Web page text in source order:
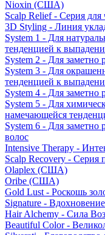
Nioxin (США)
Scalp Relief - Серия
3D Styling - Линия
System 1 - Для
тенденцией к
System 2 - Для
System 3 - Для
тенденцией к
System 4 - Для
System 5 - Для
намечающейся
System 6 - Для
волос
Intensive Therapy -
Scalp Recovery - Серия
Olaplex (США)
Oribe (США)
Gold Lust - Роскошь
Signature -
Hair Alchemy - Сила
Beautiful Color -